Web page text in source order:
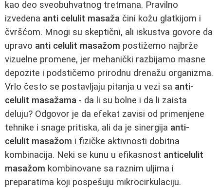
kao deo sveobuhvatnog tretmana. Pravilno
izvedena anti celulit masaža čini kožu glatkijom i
čvršćom. Mnogi su skeptični, ali iskustva govore da
upravo anti celulit masažom postižemo najbrže
vizuelne promene, jer mehanički razbijamo masne
depozite i podstičemo prirodnu drenažu organizma.
Vrlo često se postavljaju pitanja u vezi sa anti-
celulit masažama - da li su bolne i da li zaista
deluju? Odgovor je da efekat zavisi od primenjene
tehnike i snage pritiska, ali da je sinergija anti-
celulit masažom i fizičke aktivnosti dobitna
kombinacija. Neki se kunu u efikasnost anticelulit
masažom kombinovane sa raznim uljima i
preparatima koji pospešuju mikrocirkulaciju.